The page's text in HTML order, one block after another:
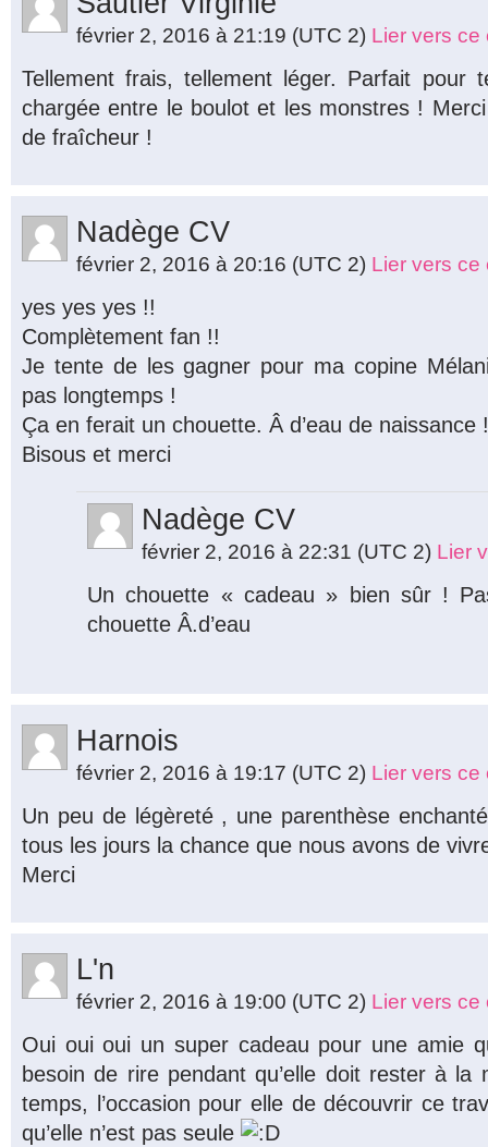
février 2, 2016 à 21:19 (UTC 2) Lier vers ce
Tellement frais, tellement léger. Parfait pour
chargée entre le boulot et les monstres !
de fraîcheur !
Nadège CV
février 2, 2016 à 20:16 (UTC 2) Lier vers ce
yes yes yes !!
Complètement fan !!
Je tente de les gagner pour ma copine
pas longtemps !
Ça en ferait un chouette. Â d’eau de naissance !
Bisous et merci
Nadège CV
février 2, 2016 à 22:31 (UTC 2) Lier
Un chouette « cadeau » bien sûr !
chouette Â.d’eau
Harnois
février 2, 2016 à 19:17 (UTC 2) Lier vers ce
Un peu de légèreté , une parenthèse
tous les jours la chance que nous avons de
Merci
L'n
février 2, 2016 à 19:00 (UTC 2) Lier vers ce
Oui oui oui un super cadeau pour une amie
besoin de rire pendant qu’elle doit rester à la
temps, l’occasion pour elle de découvrir ce
qu’elle n’est pas seule